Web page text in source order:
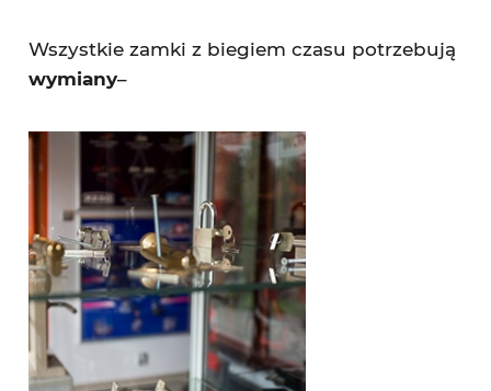
Wszystkie zamki z biegiem czasu potrzebują
wymiany–